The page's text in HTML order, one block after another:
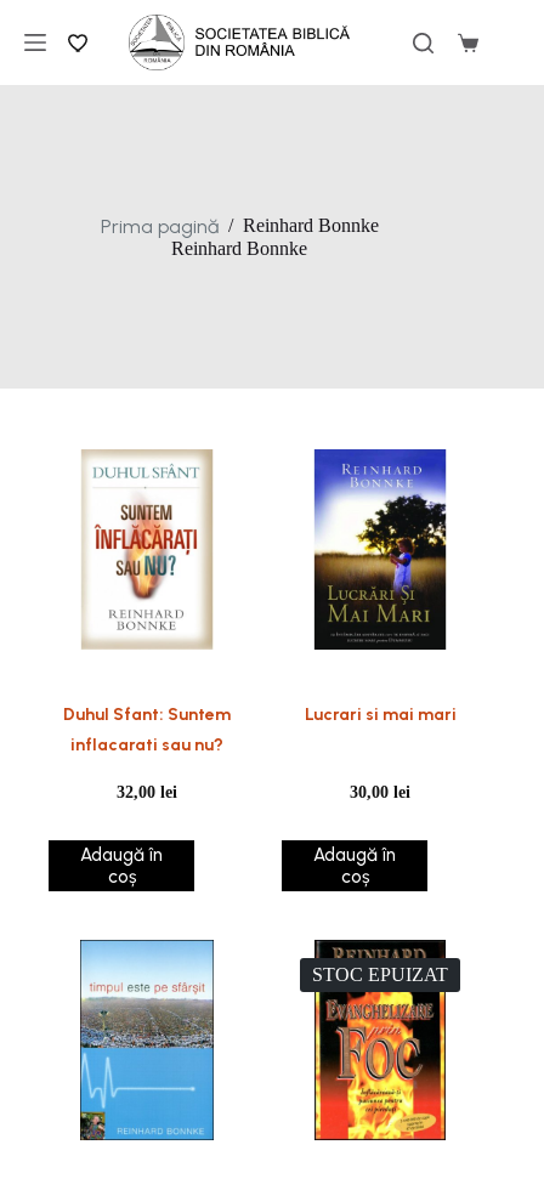
conținut
Coș
Prima pagină / Reinhard Bonnke
Reinhard Bonnke
Duhul Sfant: Suntem
inflacarati sau nu?
32,00lei
Adaugă în
coș
Lucrari si mai mari
30,00lei
Adaugă în
coș
STOC EPUIZAT